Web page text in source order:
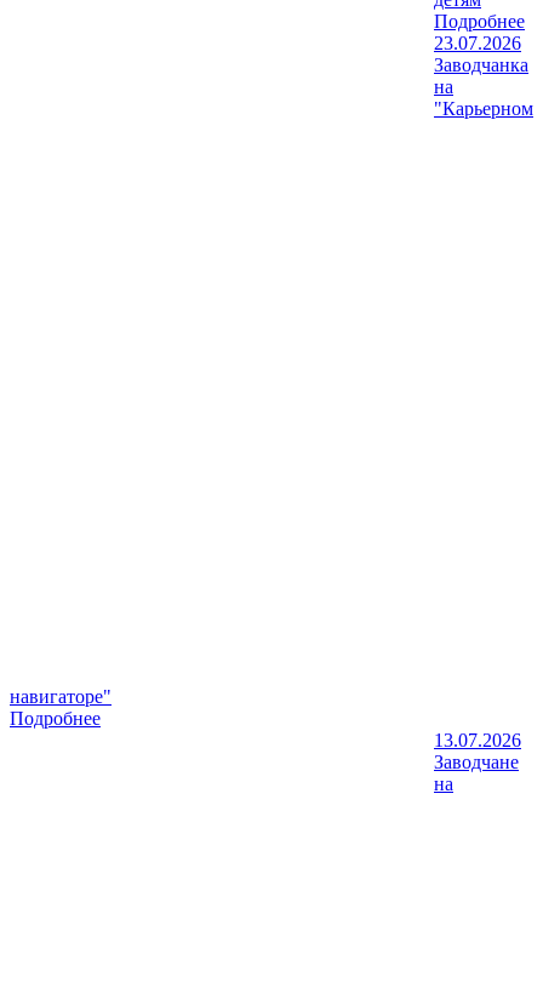
Подробнее
23.07.2026
Заводчанка
на
"Карьерном
навигаторе"
Подробнее
13.07.2026
Заводчане
на